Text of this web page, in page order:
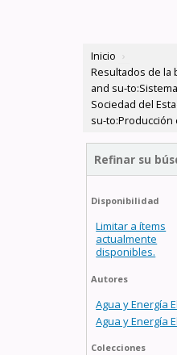
Inicio ›
Resultados de la
and su-
Sociedad del
su-to:Producción
Refinar su
Disponibilidad
Limitar a ítems
actualmente
disponibles.
Autores
Agua y Energía
Agua y Energía
Colecciones